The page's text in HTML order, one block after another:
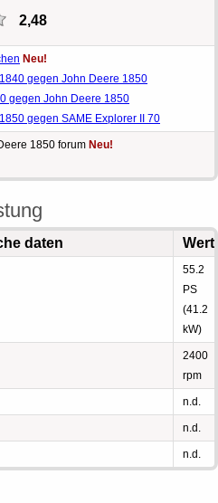
2,48
Neu!
gegen John Deere 1850
gegen John Deere 1850
gegen SAME Explorer II 70
1850 forum Neu!
daten Wert
55.2
PS
(41.2
kW)
2400
rpm
n.d.
n.d.
n.d.